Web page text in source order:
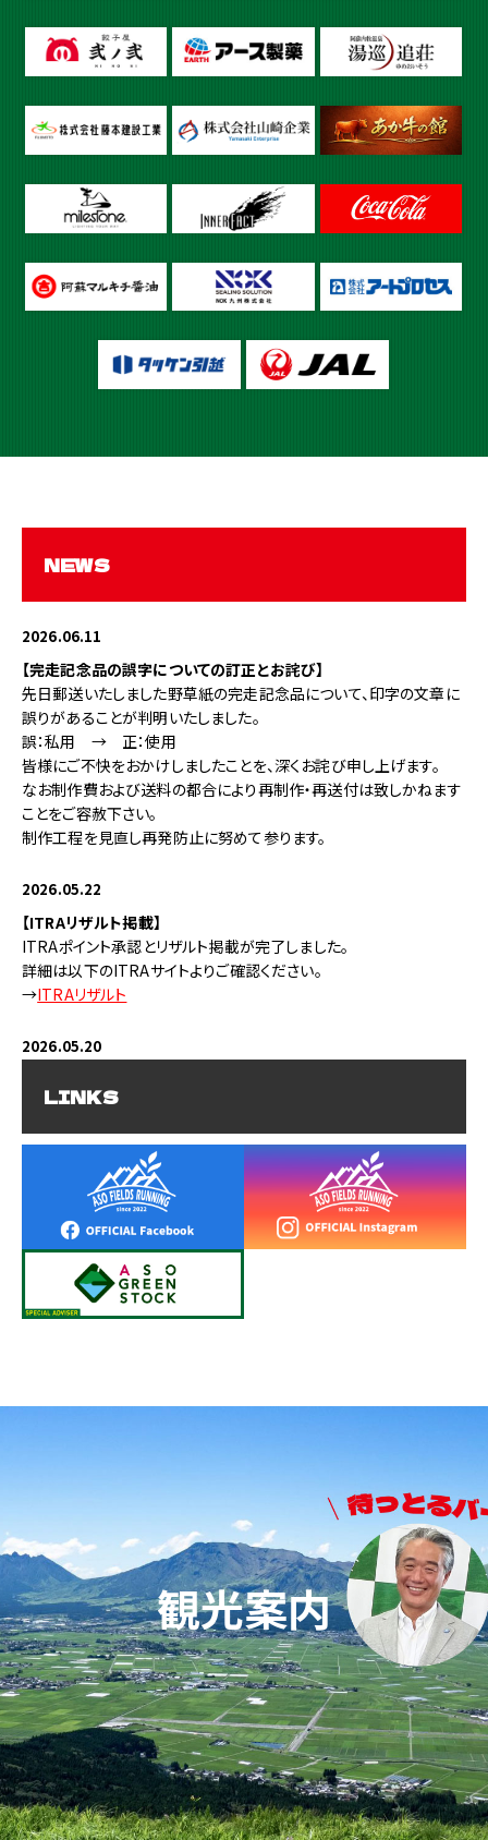
NEWS
2026.06.11
【完走記念品の誤字についての訂正とお詫び】
先日郵送いたしました野草紙の完走記念品について、印字の文章に
誤りがあることが判明いたしました。
誤：私用 → 正：使用
皆様にご不快をおかけしましたことを、深くお詫び申し上げます。
なお制作費および送料の都合により再制作・再送付は致しかねます
ことをご容赦下さい。
制作工程を見直し再発防止に努めて参ります。
2026.05.22
【ITRAリザルト掲載】
ITRAポイント承認とリザルト掲載が完了しました。
詳細は以下のITRAサイトよりご確認ください。
→ITRAリザルト
2026.05.20
完走率をリザルトページにて公開しております。
→完走率
2026.05.17
【ギャラリー公開】
公式写真を公開しました。
ぜひご覧ください。
→ギャラリー
【アンケートのお願い】
より良い大会づくりのために皆様のご意見をお聞かせください。アン
ケートのご協力をお願いいたします。
→アンケート
2026.05.02
【選手用MAP一部修正】
公開している選手用MAPについて、一部GPXと異なる箇所がありま
したので修正しております。主な修正箇所は約56km地点「妻子ヶ
鼻」周辺です。
尚、大会当日に配布する冊子に印刷されているマップは修正前のも
のになります。申し訳ありませんが、何卒ご容赦をお願いいたします。
LINKS
観光案内